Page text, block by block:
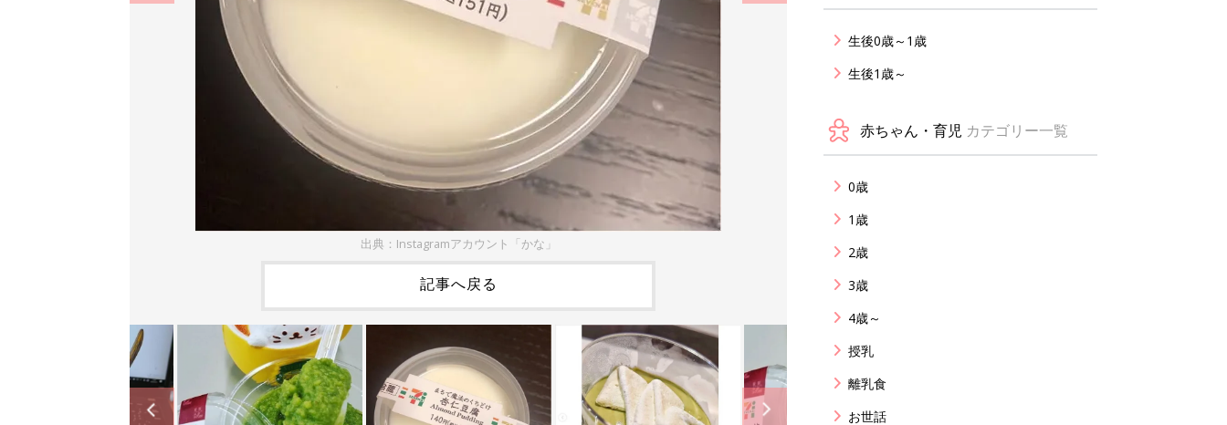
出典：Instagramアカウント「かな」
記事へ戻る
生後0歳～1歳
生後1歳～
赤ちゃん・育児 カテゴリー一覧
0歳
1歳
2歳
3歳
4歳～
授乳
離乳食
お世話